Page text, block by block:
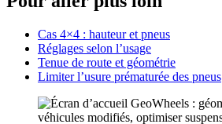
Cas 4×4 : hauteur et pneus
Réglages selon l’usage
Tenue de route et géométrie
Limiter l’usure prématurée des pneus